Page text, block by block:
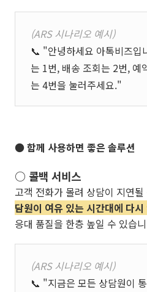
(ARS 시나리오 예시)
📞 "안녕하세요 아톡비즈입
는 1번, 배송 조회는 2번, 예
는 4번을 눌러주세요."
● 함께 사용하면 좋은 솔루션
○ 콜백 서비스
고객 전화가 몰려 상담이 지연될
담원이 여유 있는 시간대에 다시
응대 품질을 한층 높일 수 있습
(ARS 시나리오 예시)
📞 "지금은 모든 상담원이